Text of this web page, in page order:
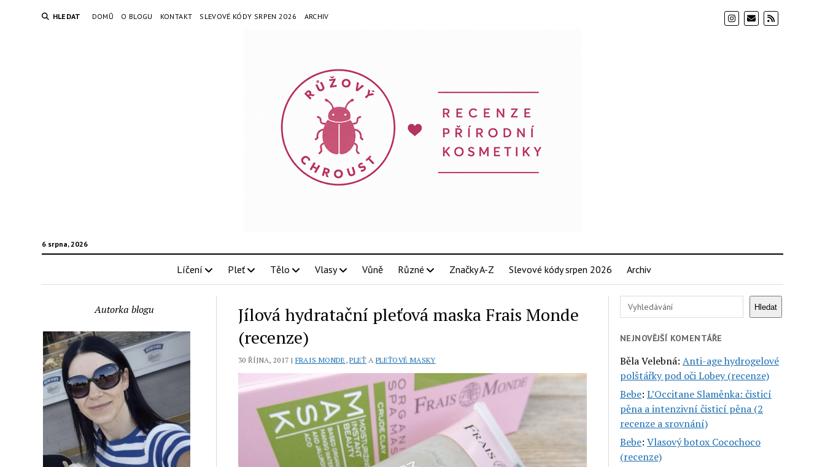
HLEDAT DOMŮ O BLOGU KONTAKT SLEVOVÉ KÓDY SRPEN 2026 ARCHIV
6 srpna, 2026
Líčení Pleť Tělo Vlasy Vůně Různé Značky A-Z Slevové kódy srpen 2026 Archiv
Autorka blogu
Jílová hydratační pleťová maska Frais Monde
(recenze)
30 ŘÍJNA, 2017 | FRAIS MONDE ,PLEŤA PLEŤOVÉ MASKY
Hledat Hledat
NEJNOVĚJŠÍ KOMENTÁŘE
Běla Velebná:Anti-age hydrogelové
polštářky pod oči Lobey (recenze)
Bebe:L’Occitane Slaměnka: čisticí
pěna a intenzivní čisticí pěna (2
recenze a srovnání)
Bebe:Vlasový botox Cocochoco
(recenze)